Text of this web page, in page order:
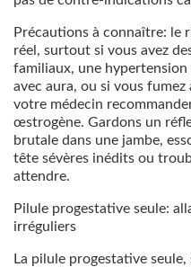
Précautions à connaître: le
réel, surtout si vous avez
familiaux, une
avec aura, ou si vous fumez
votre médecin
œstrogène. Gardons un
brutale dans une jambe,
tête sévères inédits ou
attendre.
Pilule progestative seule:
irréguliers
La pilule progestative